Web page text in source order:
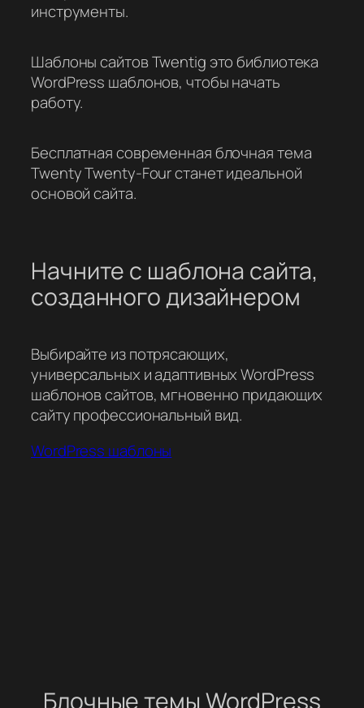
инструменты.
Шаблоны сайтов Twentig это библиотека
WordPress шаблонов, чтобы начать
работу.
Бесплатная современная блочная тема
Twenty Twenty-Four станет идеальной
основой сайта.
Начните с шаблона сайта,
созданного дизайнером
Выбирайте из потрясающих,
универсальных и адаптивных WordPress
шаблонов сайтов, мгновенно придающих
сайту профессиональный вид.
WordPress шаблоны
Блочные темы WordPress